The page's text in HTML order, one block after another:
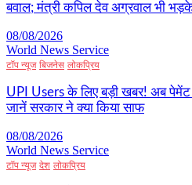
बवाल; मंत्री कपिल देव अग्रवाल भी
08/08/2026
World News Service
टॉप न्यूज बिजनेस लोकप्रिय
UPI Users के लिए बड़ी खबर! अब पेमेंट
जानें सरकार ने क्या किया साफ
08/08/2026
World News Service
टॉप न्यूज देश लोकप्रिय